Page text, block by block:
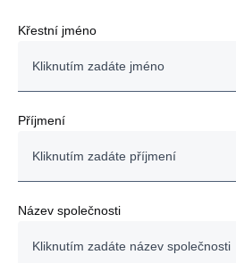
Křestní jméno
Příjmení
Název společnosti